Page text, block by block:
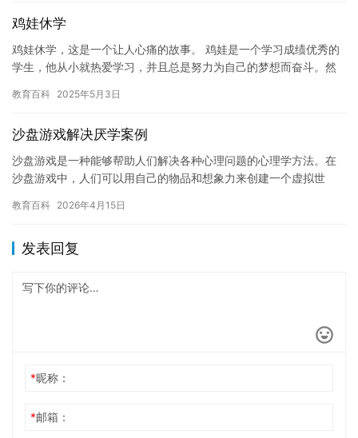
鸡娃休学
鸡娃休学，这是一个让人心痛的故事。 鸡娃是一个学习成绩优秀的
学生，他从小就热爱学习，并且总是努力为自己的梦想而奋斗。然
鸡…
教育百科 2025年5月3日
沙盘游戏解决厌学案例
沙盘游戏是一种能够帮助人们解决各种心理问题的心理学方法。在
沙盘游戏中，人们可以用自己的物品和想象力来创建一个虚拟世
法已经被…
教育百科 2026年4月15日
发表回复
*昵称：
*邮箱：